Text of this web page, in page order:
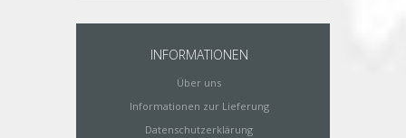
INFORMATIONEN
Über uns
Informationen zur Lieferung
Datenschutzerklärung